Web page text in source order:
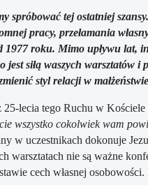
spróbować tej ostatniej
pracy, przełamania
1977 roku. Mimo upływu lat,
siłą waszych warsztatów i
styl relacji w
lecia tego Ruchu w
wszystko cokolwiek wam
w uczestnikach dokonuje
warsztatach nie są ważne
cech własnej